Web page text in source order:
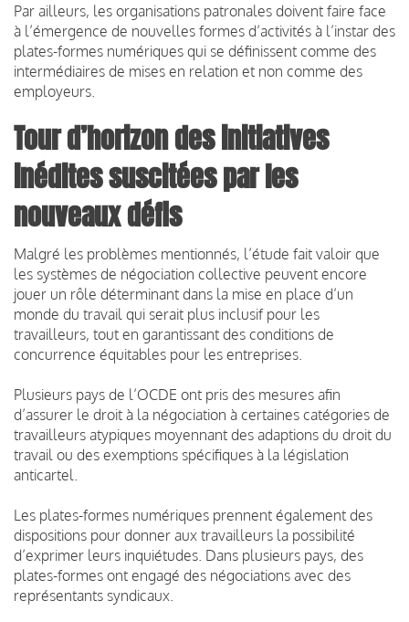
Par ailleurs, les organisations patronales doivent faire face
à l’émergence de nouvelles formes d’activités à l’instar des
plates-formes numériques qui se définissent comme des
intermédiaires de mises en relation et non comme des
employeurs.
Tour d’horizon des initiatives
inédites suscitées par les
nouveaux défis
Malgré les problèmes mentionnés, l’étude fait valoir que
les systèmes de négociation collective peuvent encore
jouer un rôle déterminant dans la mise en place d’un
monde du travail qui serait plus inclusif pour les
travailleurs, tout en garantissant des conditions de
concurrence équitables pour les entreprises.
Plusieurs pays de l’OCDE ont pris des mesures afin
d’assurer le droit à la négociation à certaines catégories de
travailleurs atypiques moyennant des adaptions du droit du
travail ou des exemptions spécifiques à la législation
anticartel.
Les plates-formes numériques prennent également des
dispositions pour donner aux travailleurs la possibilité
d’exprimer leurs inquiétudes. Dans plusieurs pays, des
plates-formes ont engagé des négociations avec des
représentants syndicaux.